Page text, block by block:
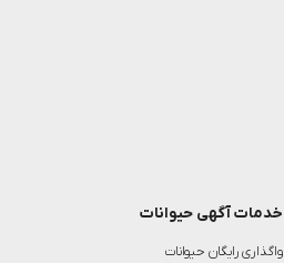
خدمات آگهی حیوانات
واگذاری رایگان حیوانات